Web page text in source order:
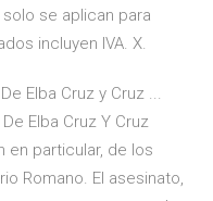
se aplican para
incluyen IVA. X.
Elba Cruz y Cruz ...
Elba Cruz Y Cruz
en particular, de los
Romano. El asesinato,